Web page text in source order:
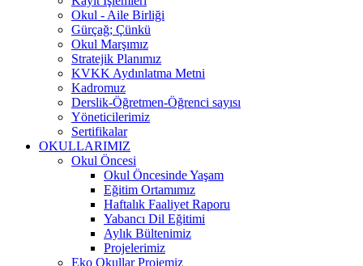
Okul - Aile Birliği
Gürçağ; Çünkü
Okul Marşımız
Stratejik Planımız
KVKK Aydınlatma Metni
Kadromuz
Derslik-Öğretmen-Öğrenci sayısı
Yöneticilerimiz
Sertifikalar
OKULLARIMIZ
Okul Öncesi
Okul Öncesinde Yaşam
Eğitim Ortamımız
Haftalık Faaliyet Raporu
Yabancı Dil Eğitimi
Aylık Bültenimiz
Projelerimiz
Eko Okullar Projemiz